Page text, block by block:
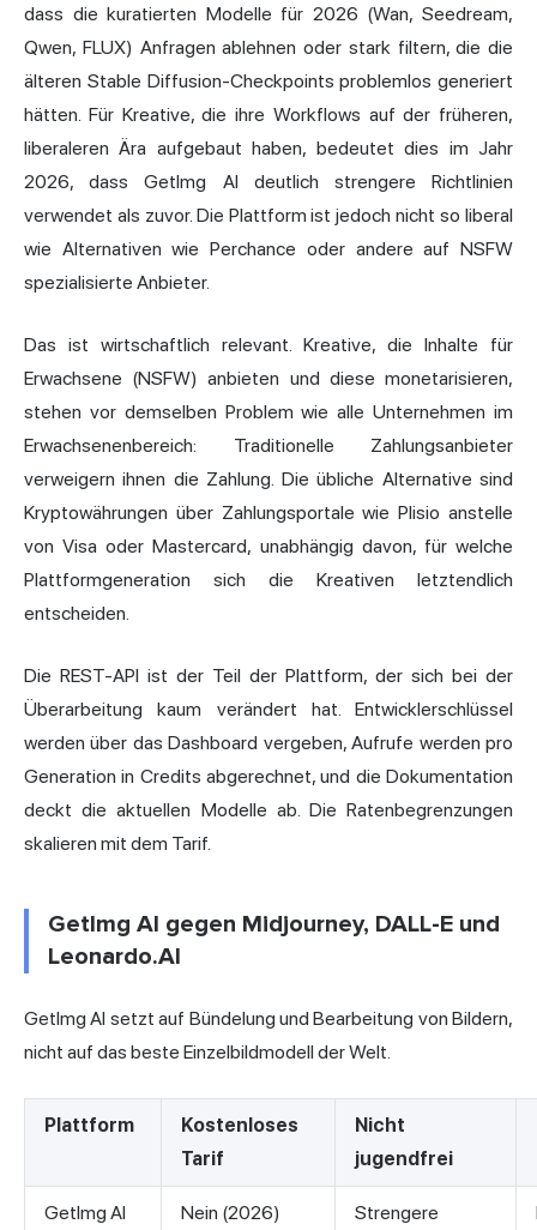
dass die kuratierten Modelle für 2026 (Wan, Seedream,
Qwen, FLUX) Anfragen ablehnen oder stark filtern, die die
älteren Stable Diffusion-Checkpoints problemlos generiert
hätten. Für Kreative, die ihre Workflows auf der früheren,
liberaleren Ära aufgebaut haben, bedeutet dies im Jahr
2026, dass GetImg AI deutlich strengere Richtlinien
verwendet als zuvor. Die Plattform ist jedoch nicht so liberal
wie Alternativen wiePerchance oder andere auf NSFW
spezialisierte Anbieter.
Das ist wirtschaftlich relevant. Kreative, die Inhalte für
Erwachsene (NSFW) anbieten und diese monetarisieren,
stehen vor demselben Problem wie alle Unternehmen im
Erwachsenenbereich: Traditionelle Zahlungsanbieter
verweigern ihnen die Zahlung. Die übliche Alternative sind
Kryptowährungen über Zahlungsportale wie Plisio anstelle
von Visa oder Mastercard, unabhängig davon, für welche
Plattformgeneration sich die Kreativen letztendlich
entscheiden.
Die REST-API ist der Teil der Plattform, der sich bei der
Überarbeitung kaum verändert hat. Entwicklerschlüssel
werden über das Dashboard vergeben, Aufrufe werden pro
Generation in Credits abgerechnet, und die Dokumentation
deckt die aktuellen Modelle ab. Die Ratenbegrenzungen
skalieren mit dem Tarif.
GetImg AI gegen Midjourney, DALL-E und
Leonardo.AI
GetImg AI setzt auf Bündelung und Bearbeitung von Bildern,
nicht auf das beste Einzelbildmodell der Welt.
Plattform
Kostenloses
Tarif
Nicht
jugendfrei
GetImg AI Nein (2026)
Strengere